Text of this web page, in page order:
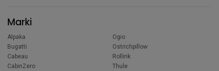
Marki
Alpaka
Bugatti
Cabeau
CabinZero
Ogio
Ostrichpillow
Rollink
Thule